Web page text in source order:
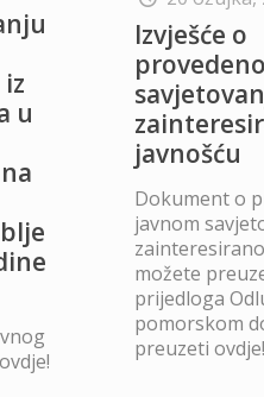
u
Izvješće o
javnošću
Dokument o
javnom
možete
prijedloga
pomorskom
preuzeti ovdje!